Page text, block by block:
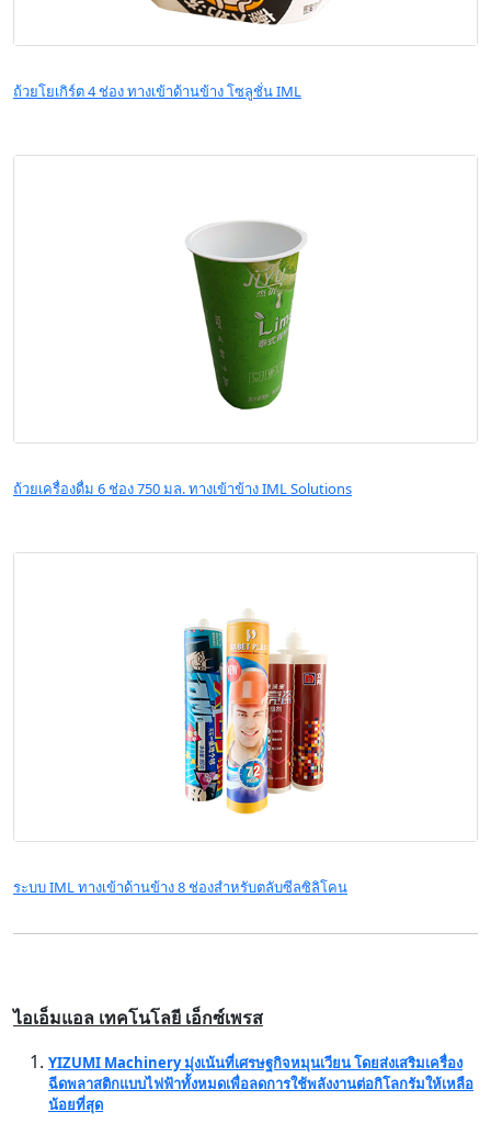
ถ้วยโยเกิร์ต 4 ช่อง ทางเข้าด้านข้าง โซลูชั่น IML
ถ้วยเครื่องดื่ม 6 ช่อง 750 มล. ทางเข้าข้าง IML Solutions
ระบบ IML ทางเข้าด้านข้าง 8 ช่องสำหรับตลับซีลซิลิโคน
ไอเอ็มแอล เทคโนโลยี เอ็กซ์เพรส
YIZUMI Machinery มุ่งเน้นที่เศรษฐกิจหมุนเวียน โดยส่งเสริมเครื่อง
ฉีดพลาสติกแบบไฟฟ้าทั้งหมดเพื่อลดการใช้พลังงานต่อกิโลกรัมให้เหลือ
น้อยที่สุด